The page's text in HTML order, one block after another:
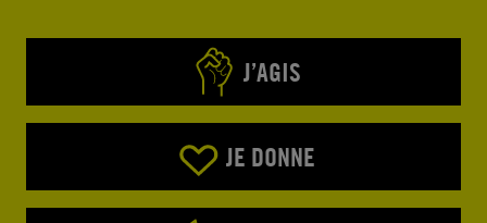
J’AGIS
JE DONNE